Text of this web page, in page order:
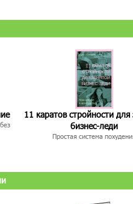
11 каратов стройности для
бизнес-леди
Простая система